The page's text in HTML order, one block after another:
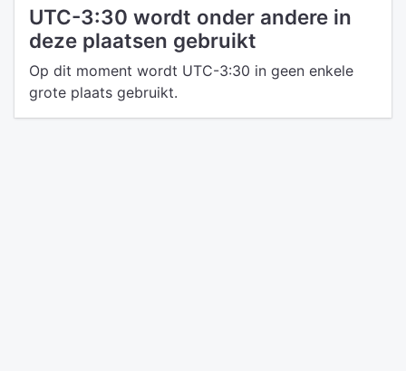
UTC-3:30 wordt onder andere in
deze plaatsen gebruikt
Op dit moment wordt UTC-3:30 in geen enkele
grote plaats gebruikt.